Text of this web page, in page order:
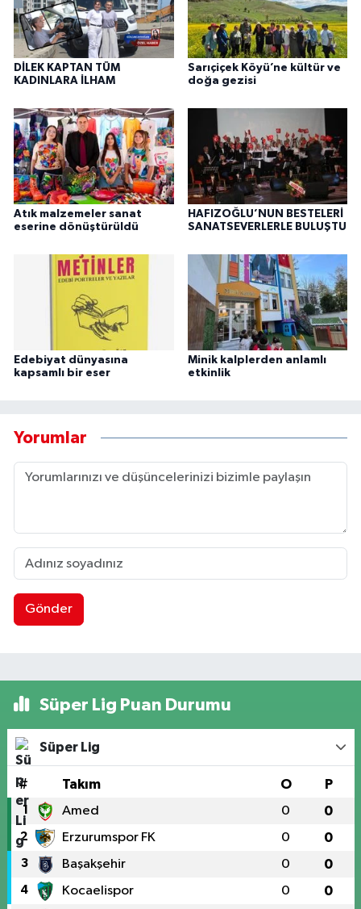
DİLEK KAPTAN TÜM
KADINLARA İLHAM
Sarıçiçek Köyü’ne kültür ve
doğa gezisi
Atık malzemeler sanat
eserine dönüştürüldü
HAFIZOĞLU’NUN BESTELERİ
SANATSEVERLERLE BULUŞTU
Edebiyat dünyasına
kapsamlı bir eser
Minik kalplerden anlamlı
etkinlik
Yorumlar
Gönder
Süper Lig Puan Durumu
Süper Lig
# Takım O P
1 Amed 0 0
2 Erzurumspor FK 0 0
3 Başakşehir 0 0
4 Kocaelispor 0 0